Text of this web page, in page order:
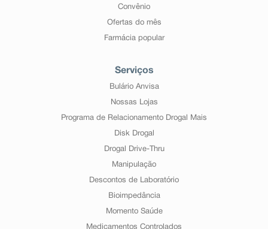
Convênio
Ofertas do mês
Farmácia popular
Serviços
Bulário Anvisa
Nossas Lojas
Programa de Relacionamento Drogal Mais
Disk Drogal
Drogal Drive-Thru
Manipulação
Descontos de Laboratório
Bioimpedância
Momento Saúde
Medicamentos Controlados